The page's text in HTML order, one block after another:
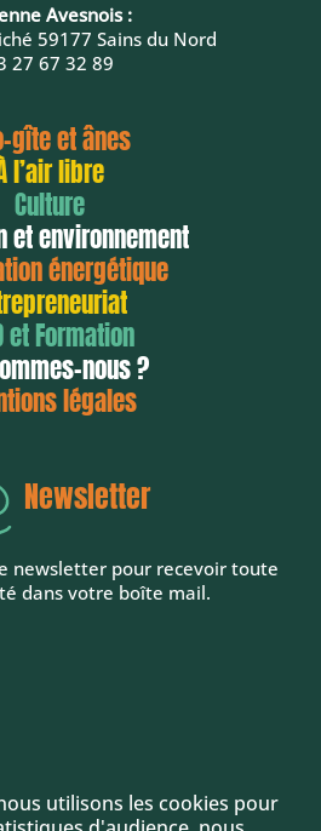
Avesnois :
59177 Sains du Nord
27 67 32 89
gîte et ânes
l’air libre
Culture
et environnement
énergétique
et Formation
nous ?
légales
Newsletter
newsletter pour recevoir toute
dans votre boîte mail.
utilisons les cookies pour